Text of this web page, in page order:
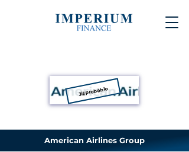
Již proběhlo
American Airlines Group